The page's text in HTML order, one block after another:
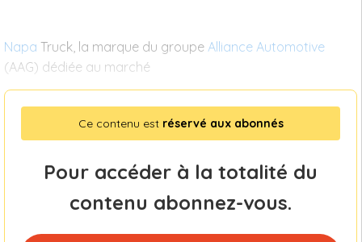
Napa Truck, la marque du groupe Alliance Automotive
(AAG) dédiée au marché
Ce contenu est réservé aux abonnés
Pour accéder à la totalité du
contenu abonnez-vous.